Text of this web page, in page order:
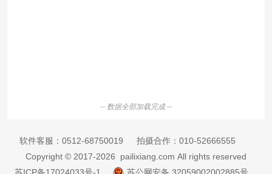
-- 数据全部加载完成 --
软件客服： 0512-68750019 拍摄合作： 010-52666555
Copyright © 2017-2026 pailixiang.com All rights reserved
苏ICP备17024033号-1
苏公网安备 32059002002885号